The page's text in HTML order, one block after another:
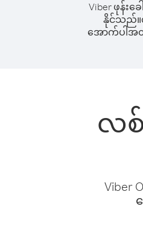
Viber ဖုန်း
နိုင်သည်။
အောက်ပါအတို
လစ်
Viber